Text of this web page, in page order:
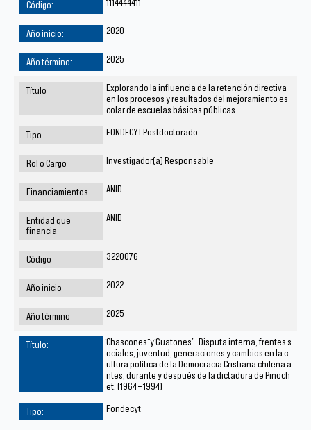
2020
2025
Explorando la influencia de la retención directiva
en los procesos y resultados del mejoramiento es
colar de escuelas básicas públicas
FONDECYT Postdoctorado
Investigador(a) Responsable
ANID
ANID
3220076
2022
2025
̈Chascones ̈ y ̈Guatones”. Disputa interna, frentes s
ociales, juventud, generaciones y cambios en la c
ultura política de la Democracia Cristiana chilena a
ntes, durante y después de la dictadura de Pinoch
et. (1964 – 1994)
Fondecyt